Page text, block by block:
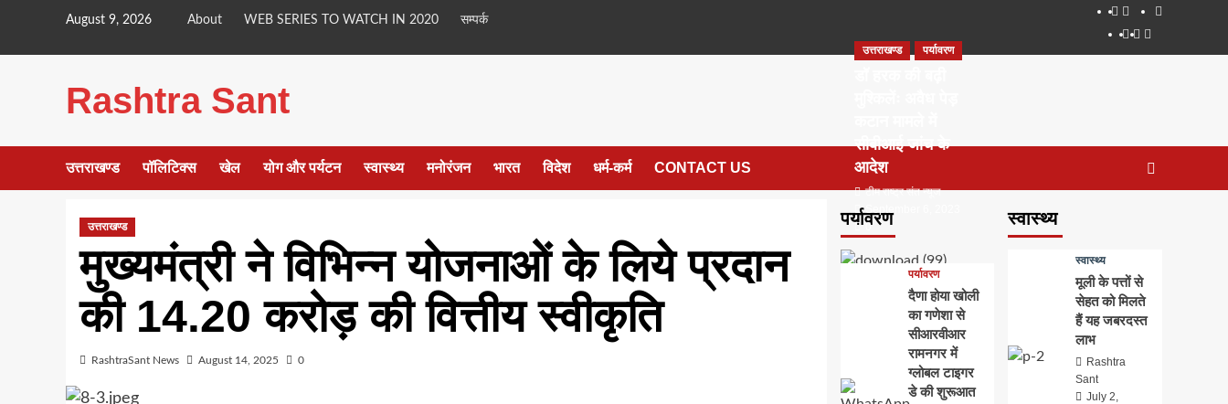
content
August 9, 2026 About WEB SERIES TO WATCH IN 2020 सम्पर्क
About
WEB
SERIES
Dehradun
Smart
Life
in
Places
to
सम्पर्क
Rashtra Sant
उत्तराखण्ड पॉलिटिक्स खेल योग और पर्यटन स्वास्थ्य मनोरंजन भारत विदेश धर्म-कर्म CONTACT US
उत्तराखण्ड
मुख्यमंत्री ने विभिन्न योजनाओं के लिये प्रदान
की 14.20 करोड़ की वित्तीय स्वीकृति
RashtraSant News August 14, 2025 0
पर्यावरण
उत्तराखण्ड पर्यावरण
सीबीआई जांच के
आदेश
टीम राष्ट्र संत न्यूज
September 6, 2023
0
पर्यावरण
दैणा होया खोली
का गणेशा से
सीआरवीआर
रामनगर में
ग्लोबल टाइगर
डे की शुरूआत
स्वास्थ्य
स्वास्थ्य
मूली के पत्तों से
सेहत को मिलते
हैं यह जबरदस्त
लाभ
Rashtra
Sant
July 2,